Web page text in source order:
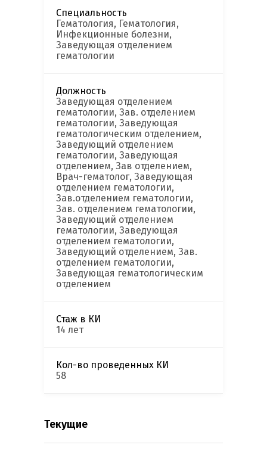
Специальность
Гематология, Гематология,
Инфекционные болезни,
Заведующая отделением
гематологии
Должность
Заведующая отделением
гематологии, Зав. отделением
гематологии, Заведующая
гематологическим отделением,
Заведующий отделением
гематологии, Заведующая
отделением, Зав отделением,
Врач-гематолог, Заведующая
отделением гематологии,
Зав.отделением гематологии,
Зав. отделением гематологии,
Заведующий отделением
гематологии, Заведующая
отделением гематологии,
Заведующий отделением, Зав.
отделением гематологии,
Заведующая гематологическим
отделением
Стаж в КИ
14 лет
Кол-во проведенных КИ
58
Текущие